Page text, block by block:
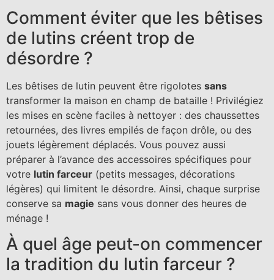
Comment éviter que les bêtises
de lutins créent trop de
désordre ?
Les bêtises de lutin peuvent être rigolotes sans
transformer la maison en champ de bataille ! Privilégiez
les mises en scène faciles à nettoyer : des chaussettes
retournées, des livres empilés de façon drôle, ou des
jouets légèrement déplacés. Vous pouvez aussi
préparer à l’avance des accessoires spécifiques pour
votre lutin farceur (petits messages, décorations
légères) qui limitent le désordre. Ainsi, chaque surprise
conserve sa magie sans vous donner des heures de
ménage !
À quel âge peut-on commencer
la tradition du lutin farceur ?